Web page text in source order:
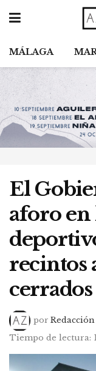
MÁLAGA
El
aforo en
recintos
cerrados
por Redacción
Tiempo de lectura: